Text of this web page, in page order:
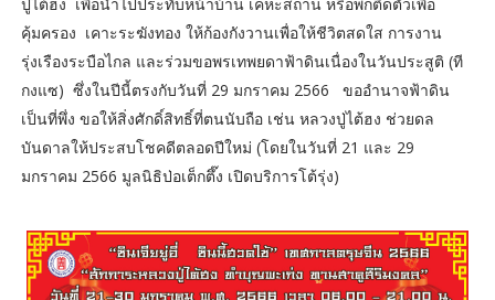
คุ้มครอง เคาะระฆังทอง ให้ก้องกังวานเพื่อให้ชีวิตสดใส การงาน
รุ่งเรืองระบือไกล และร่วมขอพรเทพยดาฟ้าดินเนื่องในวันประสูติ (ที
กงแซ) ซึ่งในปีนี้ตรงกับวันที่ 29 มกราคม 2566 ขออำนาจฟ้าดิน
เป็นที่พึ่ง ขอให้สิ่งศักดิ์สิทธิ์ที่ตนนับถือ เช่น หลวงปู่ไต้ฮง ช่วยดล
บันดาลให้ประสบโชคดีตลอดปีใหม่ (โดยในวันที่ 21 และ 29
มกราคม 2566 มูลนิธิป่อเต็กตึ๊ง เปิดบริการโต้รุ่ง)